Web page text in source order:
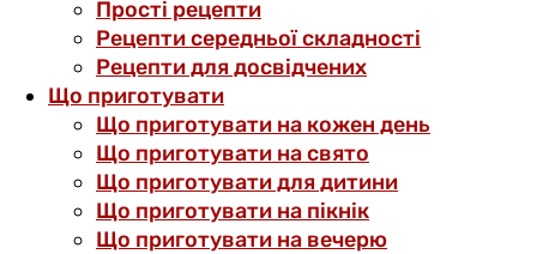
Прості рецепти
Рецепти середньої складності
Рецепти для досвідчених
Що приготувати
Що приготувати на кожен день
Що приготувати на свято
Що приготувати для дитини
Що приготувати на пікнік
Що приготувати на вечерю